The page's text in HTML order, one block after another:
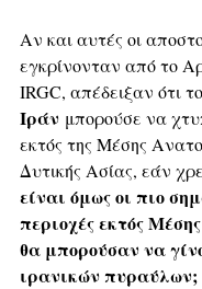
Αν και αυτές οι
εγκρίνονταν από το
IRGC, απέδειξαν ότι το
Ιράν μπορούσε να
εκτός της Μέσης
Δυτικής Ασίας, εάν
είναι όμως οι πιο
περιοχές εκτός
θα μπορούσαν να
ιρανικών πυραύλων;